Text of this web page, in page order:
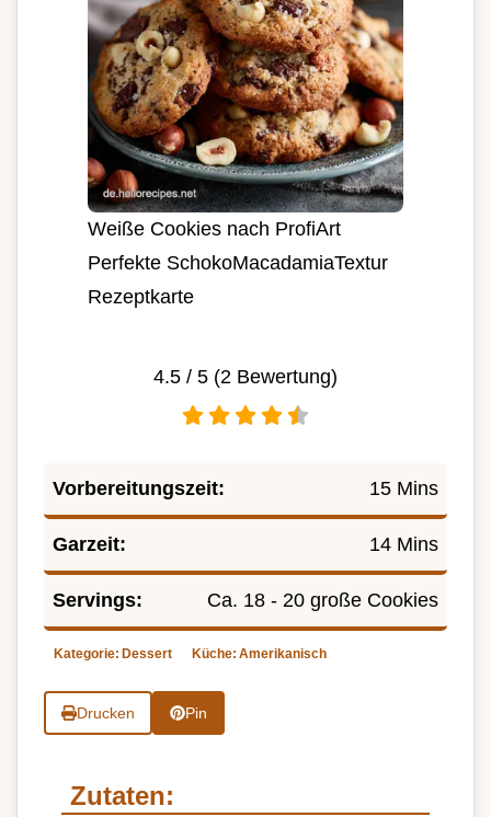
Weiße Cookies nach ProfiArt
Perfekte SchokoMacadamiaTextur
Rezeptkarte
4.5 / 5 (2 Bewertung)
Vorbereitungszeit: 15 Mins
Garzeit: 14 Mins
Servings: Ca. 18 - 20 große Cookies
Kategorie: Dessert Küche: Amerikanisch
Drucken Pin
Zutaten: